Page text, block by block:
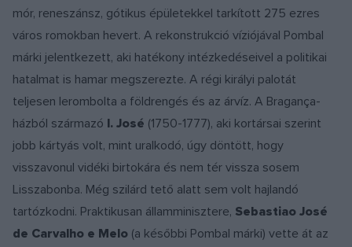
mór, reneszánsz, gótikus épületekkel tarkított 275 ezres
város romokban hevert. A rekonstrukció víziójával Pombal
márki jelentkezett, aki hatékony intézkedéseivel a politikai
hatalmat is hamar megszerezte. A régi királyi palotát
teljesen lerombolta a földrengés és az árvíz. A Bragança-
házból származó I. José (1750-1777), aki kortársai szerint
jobb kártyás volt, mint uralkodó, úgy döntött, hogy
visszavonul vidéki birtokára és nem tér vissza sosem
Lisszabonba. Még szilárd tető alatt sem volt hajlandó
tartózkodni. Praktikusan államminisztere, Sebastiao José
de Carvalho e Melo (a későbbi Pombal márki) vette át az